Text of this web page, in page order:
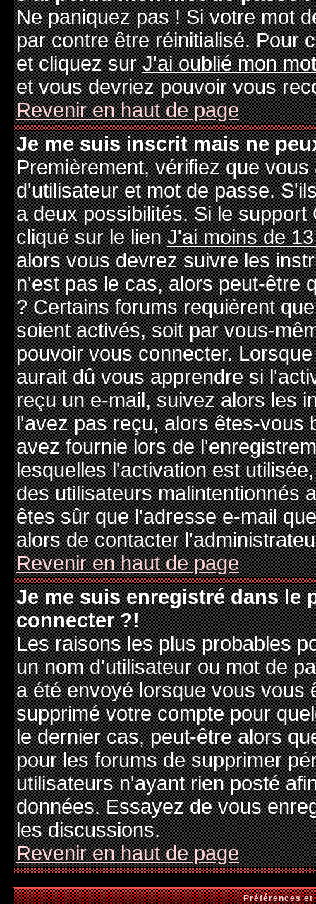
Ne paniquez pas ! Si votre mot
par contre être réinitialisé. Pour
et cliquez surJ'ai oublié mon
et vous devriez pouvoir vous
Revenir en haut de page
Je me suis inscrit mais ne
Premièrement, vérifiez que
d'utilisateur et mot de passe.
a deux possibilités. Si le
cliqué sur le lienJ'ai moins de
alors vous devrez suivre les
n'est pas le cas, alors peut-être
? Certains forums requièrent
soient activés, soit par vous-
pouvoir vous connecter.
aurait dû vous apprendre si
reçu un e-mail, suivez alors les
l'avez pas reçu, alors êtes-vous
avez fournie lors de
lesquelles l'activation est
des utilisateurs malintentionnés
êtes sûr que l'adresse e-mail
alors de contacter
Revenir en haut de page
Je me suis enregistré dans le
connecter ?!
Les raisons les plus probables
un nom d'utilisateur ou mot de
a été envoyé lorsque vous vous
supprimé votre compte pour
le dernier cas, peut-être alors
pour les forums de supprimer
utilisateurs n'ayant rien posté
données. Essayez de vous
les discussions.
Revenir en haut de page
Préférences